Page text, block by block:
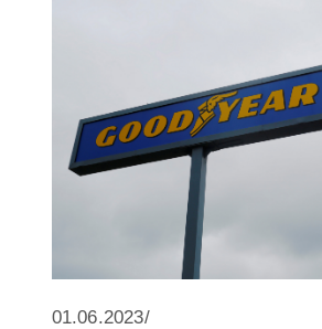
01.06.2023/